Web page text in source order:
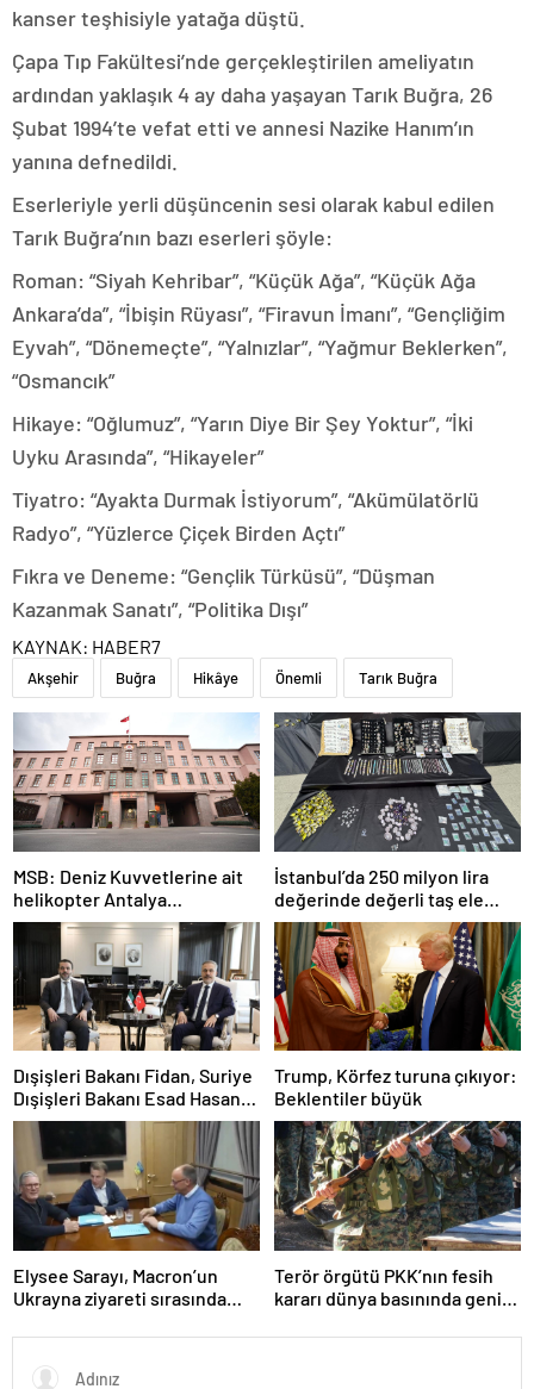
kanser teşhisiyle yatağa düştü.
Çapa Tıp Fakültesi’nde gerçekleştirilen ameliyatın
ardından yaklaşık 4 ay daha yaşayan Tarık Buğra, 26
Şubat 1994’te vefat etti ve annesi Nazike Hanım’ın
yanına defnedildi.
Eserleriyle yerli düşüncenin sesi olarak kabul edilen
Tarık Buğra’nın bazı eserleri şöyle:
Roman: “Siyah Kehribar”, “Küçük Ağa”, “Küçük Ağa
Ankara’da”, “İbişin Rüyası”, “Firavun İmanı”, “Gençliğim
Eyvah”, “Dönemeçte”, “Yalnızlar”, “Yağmur Beklerken”,
“Osmancık”
Hikaye: “Oğlumuz”, “Yarın Diye Bir Şey Yoktur”, “İki
Uyku Arasında”, “Hikayeler”
Tiyatro: “Ayakta Durmak İstiyorum”, “Akümülatörlü
Radyo”, “Yüzlerce Çiçek Birden Açtı”
Fıkra ve Deneme: “Gençlik Türküsü”, “Düşman
Kazanmak Sanatı”, “Politika Dışı”
KAYNAK: HABER7
Akşehir Buğra Hikâye Önemli Tarık Buğra
MSB: Deniz Kuvvetlerine ait
helikopter Antalya
açıklarında acil iniş yaptı
İstanbul’da 250 milyon lira
değerinde değerli taş ele
geçirildi
Dışişleri Bakanı Fidan, Suriye
Dışişleri Bakanı Esad Hasan
Şeybani ile görüştü
Trump, Körfez turuna çıkıyor:
Beklentiler büyük
Elysee Sarayı, Macron’un
Ukrayna ziyareti sırasında
iddiasını yalanladı
Terör örgütü PKK’nın fesih
kararı dünya basınında geniş